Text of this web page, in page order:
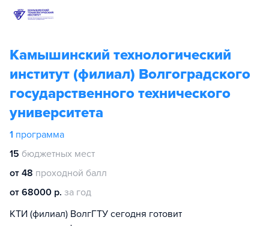
Камышинский технологический
институт (филиал) Волгоградского
государственного технического
университета
1 программа
15 бюджетных мест
от 48 проходной балл
от 68000 р. за год
КТИ (филиал) ВолгГТУ сегодня готовит